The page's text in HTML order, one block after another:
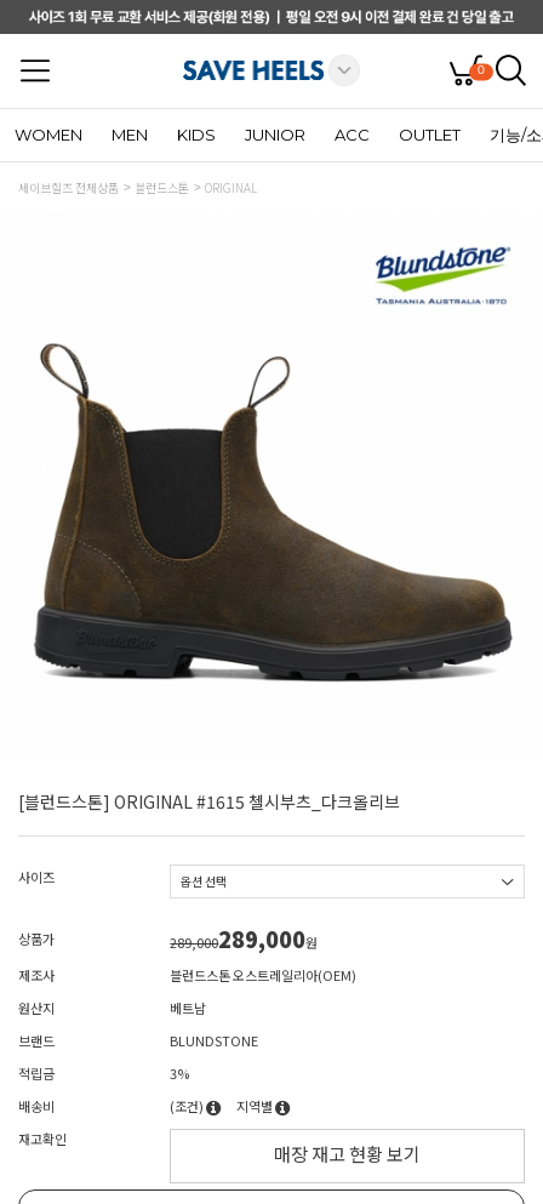
0
WOMEN MEN KIDS JUNIOR ACC OUTLET 기능/
세이브힐즈 전체상품 블런드스톤 ORIGINAL
[블런드스톤] ORIGINAL #1615 첼시부츠_다크올리브
사이즈
상품가 289,000289,000원
제조사
블런드스톤 오스트레일리아(OEM)
원산지
베트남
브랜드
BLUNDSTONE
적립금
3%
배송비
(조건)
지역별
재고확인
매장 재고 현황 보기